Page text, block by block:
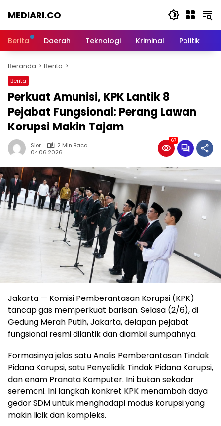
MEDIARI.CO
Berita Daerah Teknologi Kriminal Politik
Beranda Berita
Berita
‎Perkuat Amunisi, KPK Lantik 8
Pejabat Fungsional: Perang Lawan
Korupsi Makin Tajam
Sior
2 Min Baca
04.06.2026
67
Jakarta — Komisi Pemberantasan Korupsi (KPK)
tancap gas memperkuat barisan. Selasa (2/6), di
Gedung Merah Putih, Jakarta, delapan pejabat
fungsional resmi dilantik dan diambil sumpahnya.
‎Formasinya jelas satu Analis Pemberantasan Tindak
Pidana Korupsi, satu Penyelidik Tindak Pidana Korupsi,
dan enam Pranata Komputer. Ini bukan sekadar
seremoni. Ini langkah konkret KPK menambah daya
gedor SDM untuk menghadapi modus korupsi yang
makin licik dan kompleks.